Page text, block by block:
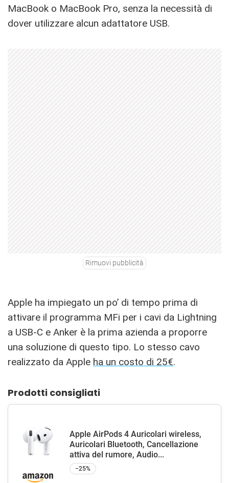
MacBook o MacBook Pro, senza la necessità di
dover utilizzare alcun adattatore USB.
Rimuovi pubblicità
Apple ha impiegato un po’ di tempo prima di
attivare il programma MFi per i cavi da Lightning
a USB-C e Anker è la prima azienda a proporre
una soluzione di questo tipo. Lo stesso cavo
realizzato da Apple ha un costo di 25€.
Prodotti consigliati
Apple AirPods 4 Auricolari wireless,
Auricolari Bluetooth, Cancellazione
attiva del rumore, Audio...
−25%